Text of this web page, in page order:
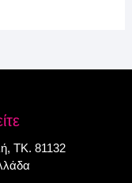
ΤΚ. 81132